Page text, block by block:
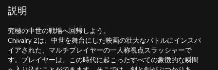
説明
究極の中世の戦場へ回帰しよう。
Chivalry 2は、中世を舞台にした映画の壮大なバトルにインスパ
イアされた、マルチプレイヤーの一人称視点スラッシャーで
す。プレイヤーは、この時代に起こったすべての象徴的な瞬間